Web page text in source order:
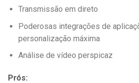
Transmissão em direto
Poderosas integrações de
personalização máxima
Análise de vídeo perspicaz
Prós: